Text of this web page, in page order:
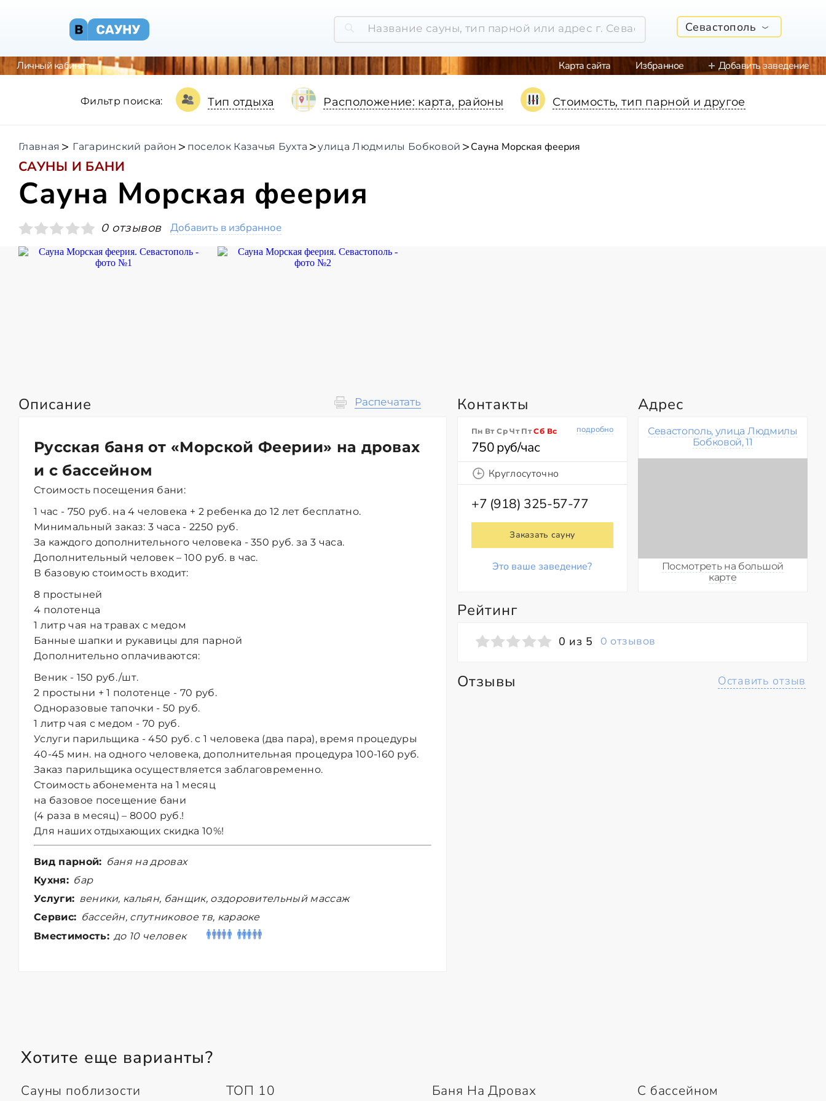
Севастополь
Личный кабинет Карта сайта Избранное Добавить заведение
Фильтр поиска: Тип отдыха Расположение: карта, районы Стоимость, тип парной и другое
Главная Гагаринский район поселок Казачья Бухта улица Людмилы Бобковой Сауна Морская феерия
САУНЫ И БАНИ
Сауна Морская феерия
0 отзывов Добавить в избранное
Описание Распечатать
Русская баня от «Морской Феерии» на дровах
и с бассейном
Стоимость посещения бани:
1 час - 750 руб. на 4 человека + 2 ребенка до 12 лет бесплатно.
Минимальный заказ: 3 часа - 2250 руб.
За каждого дополнительного человека - 350 руб. за 3 часа.
Дополнительный человек – 100 руб. в час.
В базовую стоимость входит:
8 простыней
4 полотенца
1 литр чая на травах с медом
Банные шапки и рукавицы для парной
Дополнительно оплачиваются:
Веник - 150 руб./шт.
2 простыни + 1 полотенце - 70 руб.
Одноразовые тапочки - 50 руб.
1 литр чая с медом - 70 руб.
Услуги парильщика - 450 руб. с 1 человека (два пара), время процедуры
40-45 мин. на одного человека, дополнительная процедура 100-160 руб.
Заказ парильщика осуществляется заблаговременно.
Стоимость абонемента на 1 месяц
на базовое посещение бани
(4 раза в месяц) – 8000 руб.!
Для наших отдыхающих скидка 10%!
Вид парной: баня на дровах
Кухня: бар
Услуги: веники, кальян, банщик, оздоровительный массаж
Сервис: бассейн, спутниковое тв, караоке
Вместимость: до 10 человек
Контакты
подробно
Пн Вт Ср Чт ПтСб Вс
750 руб/час
Круглосуточно
+7 (918) 325-57-77
Заказать сауну
Это ваше заведение?
Адрес
Севастополь, улица Людмилы
Бобковой, 11
Посмотреть на большой
карте
Рейтинг
0 из 5 0 отзывов
Отзывы Оставить отзыв
Хотите еще варианты?
Сауны поблизости ТОП 10 Баня На Дровах С бассейном